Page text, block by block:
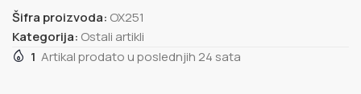
Šifra proizvoda: OX251
Kategorija: Ostali artikli
1 Artikal prodato u poslednjih 24 sata